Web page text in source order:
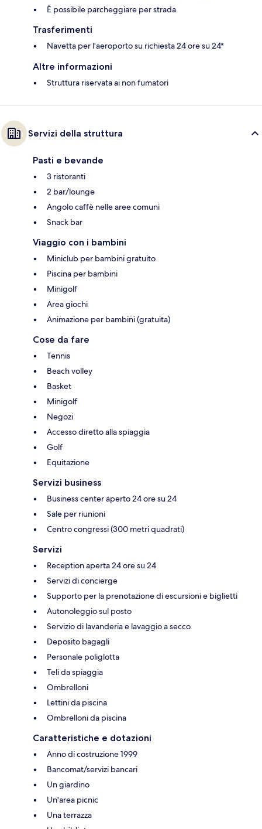
È possibile parcheggiare per strada
Trasferimenti
Navetta per l'aeroporto su richiesta 24 ore su 24*
Altre informazioni
Struttura riservata ai non fumatori
Servizi della struttura
Pasti e bevande
3 ristoranti
2 bar/lounge
Angolo caffè nelle aree comuni
Snack bar
Viaggio con i bambini
Miniclub per bambini gratuito
Piscina per bambini
Minigolf
Area giochi
Animazione per bambini (gratuita)
Cose da fare
Tennis
Beach volley
Basket
Minigolf
Negozi
Accesso diretto alla spiaggia
Golf
Equitazione
Servizi business
Business center aperto 24 ore su 24
Sale per riunioni
Centro congressi (300 metri quadrati)
Servizi
Reception aperta 24 ore su 24
Servizi di concierge
Supporto per la prenotazione di escursioni e biglietti
Autonoleggio sul posto
Servizio di lavanderia e lavaggio a secco
Deposito bagagli
Personale poliglotta
Teli da spiaggia
Ombrelloni
Lettini da piscina
Ombrelloni da piscina
Caratteristiche e dotazioni
Anno di costruzione 1999
Bancomat/servizi bancari
Un giardino
Un'area picnic
Una terrazza